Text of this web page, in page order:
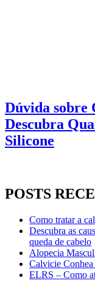
Dúvida sobre
Descubra
Silicone
POSTS
Como tratar a
Descubra as
queda de cabelo
Alopecia
Calvicie Conhea
ELRS – Como